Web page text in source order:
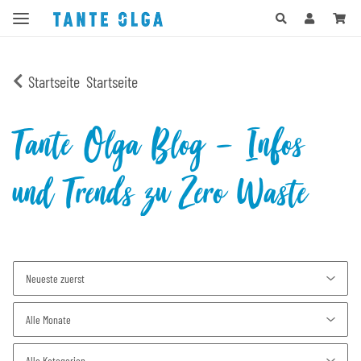
Startseite Startseite
Tante Olga Blog - Infos
und Trends zu Zero Waste